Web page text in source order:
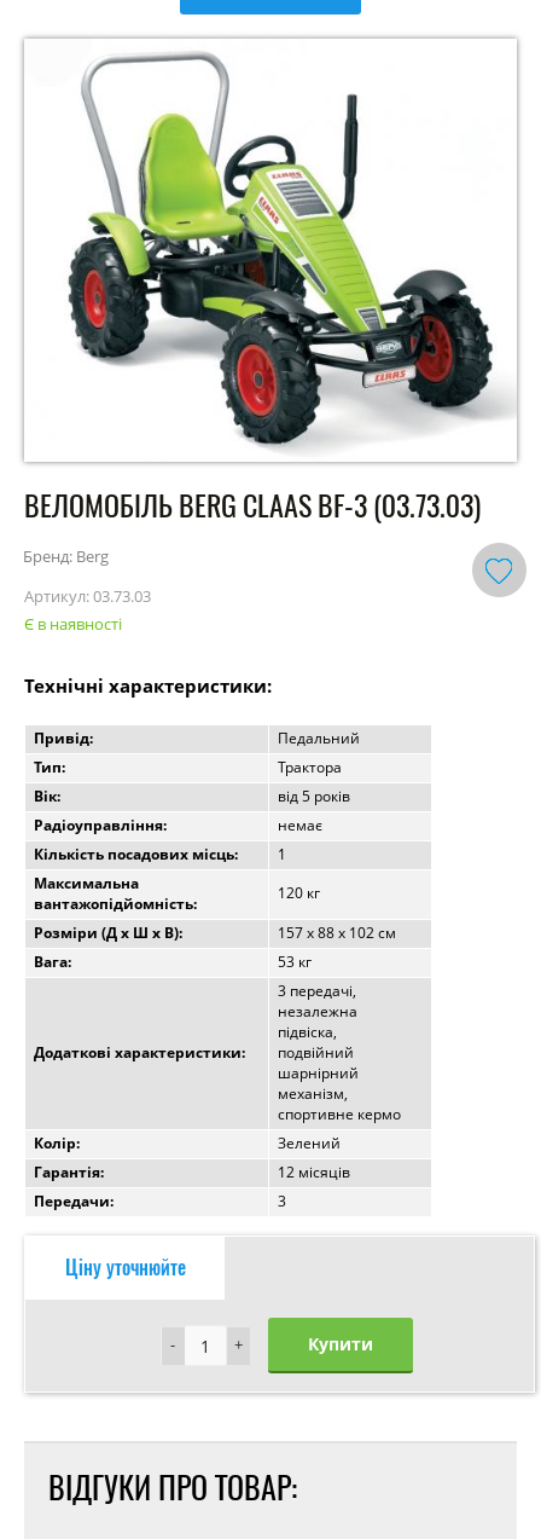
ВЕЛОМОБІЛЬ BERG CLAAS BF-3 (03.73.03)
Бренд: Berg
Артикул:03.73.03
Є в наявності
Технічні характеристики:
Привід:
Педальний
Тип:
Трактора
Вік:
від 5 років
Радіоуправління:
немає
Кількість посадових місць:
1
Максимальна
вантажопідйомність:
120 кг
Розміри (Д x Ш x В):
157 х 88 х 102 см
Вага:
53 кг
Додаткові характеристики:
3 передачі,
незалежна
підвіска,
подвійний
шарнірний
механізм,
спортивне кермо
Колір:
Зелений
Гарантія:
12 місяців
Передачи:
3
Ціну уточнюйте
+
- +
- Купити
ВІДГУКИ ПРО ТОВАР: